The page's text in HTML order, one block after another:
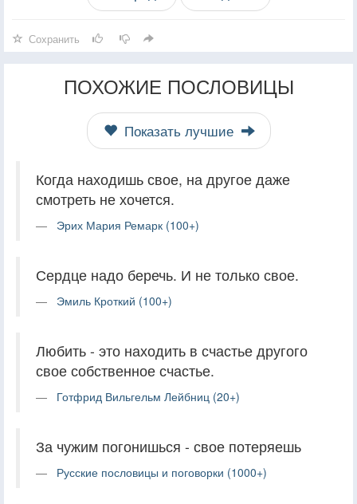
Сохранить
ПОХОЖИЕ ПОСЛОВИЦЫ
Показать лучшие
Когда находишь свое, на другое даже
смотреть не хочется.
Эрих Мария Ремарк (100+)
Сердце надо беречь. И не только свое.
Эмиль Кроткий (100+)
Любить - это находить в счастье другого
свое собственное счастье.
Готфрид Вильгельм Лейбниц (20+)
За чужим погонишься - свое потеряешь
Русские пословицы и поговорки (1000+)